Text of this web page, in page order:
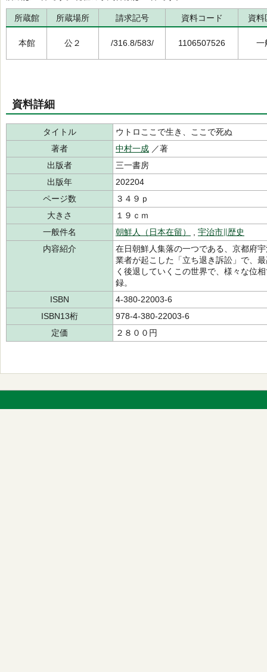
所蔵館 所蔵場所 請求記号 資料コード 資料
本館 公２ /316.8/583/ 1106507526 一
資料詳細
タイトル
ウトロここで生き、ここで死ぬ
著者
中村一成 ／著
出版者
三一書房
出版年
202204
ページ数
３４９ｐ
大きさ
１９ｃｍ
一般件名
朝鮮人（日本在留）
宇治市∥歴史
内容紹介
在日朝鮮人集落の一つである、京都府
業者が起こした「立ち退き訴訟」で、
く後退していくこの世界で、様々な位
録。
ISBN
4-380-22003-6
ISBN13桁
978-4-380-22003-6
定価
２８００円